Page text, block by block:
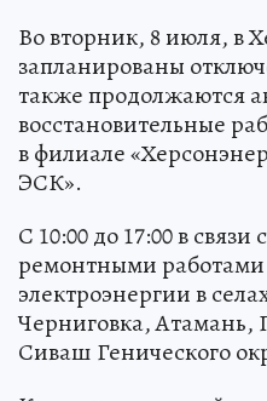
Во вторник, 8 июля, в
запланированы
также продолжаются
восстановительные
в филиале
ЭСК».
С 10:00 до 17:00 в
ремонтными
электроэнергии в
Черниговка, Атамань,
Сиваш Генического